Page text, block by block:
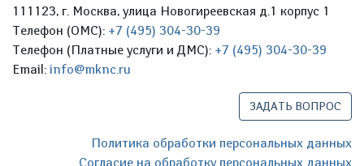
111123, г. Москва, улица Новогиреевская д.1 корпус 1
Телефон (ОМС): +7 (495) 304-30-39
Телефон (Платные услуги и ДМС): +7 (495) 304-30-39
Email: info@mknc.ru
ЗАДАТЬ ВОПРОС
Политика обработки персональных данных
Согласие на обработку персональных данных